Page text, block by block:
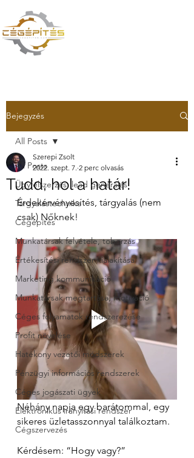
Bejegyzés
All Posts
Ügyfélszerzés, lead generálás
Tárgyalástechnika
Cégépítés
Munkatársak felvétele, toborzás
Értékesítési rendszer kialakítása
Marketing kommunikáció
Munkatársak megtartása, motiváció
Céges folyamatok rendszerezése
Profit növelése
Hatékony vezetői módszerek
Pénzügyi információs rendszerek
Céges jogászati ügyek
Elektronikus irányítási rendszer
Cégszervezés
All Posts
Tudd, hol a határ!
Szerepi Zsolt
2022. szept. 7. 2 perc olvasás
Érdekérvényesítés, tárgyalás (nem
csak) Nőknek!
Néhány napja egy barátommal, egy
sikeres üzletasszonnyal találkoztam.
Kérdésem: “Hogy vagy?”